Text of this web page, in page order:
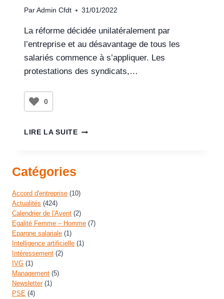
Par Admin Cfdt 31/01/2022
La réforme décidée unilatéralement par
l’entreprise et au désavantage de tous les
salariés commence à s’appliquer. Les
protestations des syndicats,…
0
LIRE LA SUITE
Catégories
Accord d'entreprise (10)
Actualités (424)
Calendrier de l'Avent (2)
Egalité Femme – Homme (7)
Epargne salariale (1)
Intelligence artificielle (1)
Intéressement (2)
IVG (1)
Management (5)
Newsletter(1)
PSE (4)